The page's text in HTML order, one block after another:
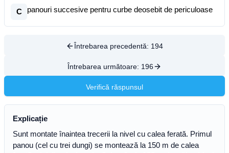
C panouri succesive pentru curbe deosebit de periculoase
Întrebarea precedentă: 194
Întrebarea următoare: 196
Verifică răspunsul
Explicație
Sunt montate înaintea trecerii la nivel cu calea ferată. Primul
panou (cel cu trei dungi) se montează la 150 m de calea